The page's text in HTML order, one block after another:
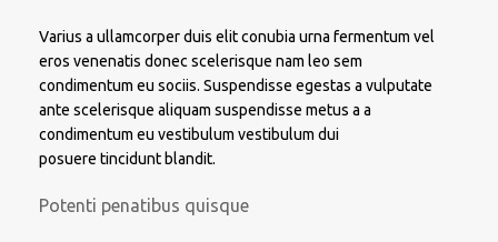
Varius a ullamcorper duis elit conubia urna fermentum vel
eros venenatis donec scelerisque nam leo sem
condimentum eu sociis. Suspendisse egestas a vulputate
ante scelerisque aliquam suspendisse metus a a
condimentum eu vestibulum vestibulum dui
posuere tincidunt blandit.
Potenti penatibus quisque